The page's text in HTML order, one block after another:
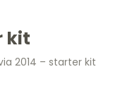
kit
2014 – starter kit